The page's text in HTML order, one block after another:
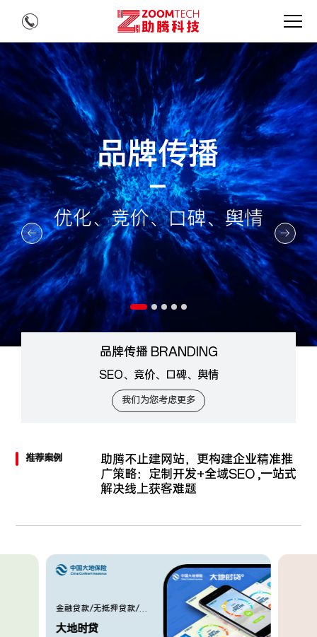
网
站
公
司
页
设
公
司
_
上
海
网
站
设
计
_
企
业
品牌传播 BRANDING
SEO、竞价、口碑、舆情
我们为您考虑更多
推荐案例
助腾不止建网站，更构建企业精准推
广策略： 定制开发+全域SEO ,一站式
解决线上获客难题
金融贷款/无抵押贷款/抵
大地时贷